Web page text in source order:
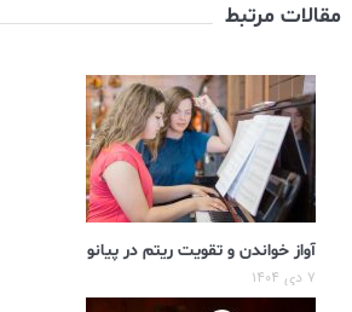
مقالات مرتبط
آواز خواندن و تقویت ریتم در پیانو
۷ دی ۱۴۰۴